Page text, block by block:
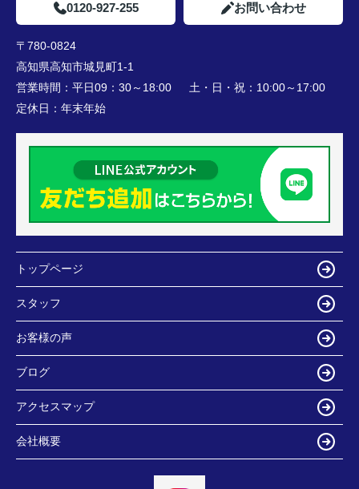
0120-927-255 お問い合わせ
〒780-0824
高知県高知市城見町1-1
営業時間： 平日09：30～18:00 土・日・祝：10:00～17:00
定休日： 年末年始
トップページ
スタッフ
お客様の声
ブログ
アクセスマップ
会社概要